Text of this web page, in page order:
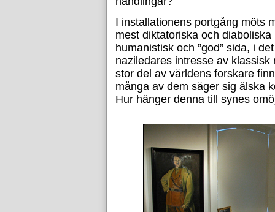
I installationens portgång möts
mest diktatoriska och
humanistisk och ”god” sida, i
naziledares intresse av
stor del av världens forskare
många av dem säger sig älska
Hur hänger denna till synes